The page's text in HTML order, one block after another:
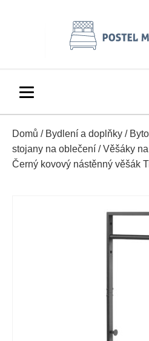
Domů / Bydlení a doplňky /
stojany na oblečení /Věšáky
Černý kovový nástěnný věšák